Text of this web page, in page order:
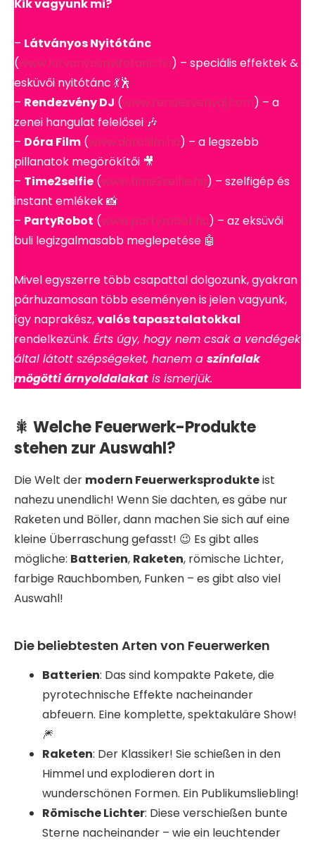
Kik vagyunk mi?
– Látványos Nyitótánc
(www.latvanyosnyitotanc.hu) – speciális effektek &
esküvői nyitótánc 💃🕺
– Rendezvény DJ (www.rendezvenydj.com) – a
zenei hangulat felelősei 🎶
– Dóra Film (www.dorafilm.hu) – a legszebb
pillanatok megörökítői 🎥
– Time2selfie (www.time2selfie.hu) – szelfigép és
instant emlékek 📸
– PartyRobot (www.partyrobot.hu) – az eksüvői
buli legizgalmasabb meglepetése 🤖
Mivel egyszerre több csapattal dolgozunk, gyakran
párhuzamosan több eseményen is jelen vagyunk,
így naprakész,valós tapasztalatokkal
rendelkezünk. Érts úgy, hogy nem csak a vendégek
által látott szépségeket, hanem a színfalak
mögötti árnyoldalakat is ismerjük.
🎇 Welche Feuerwerk-Produkte
stehen zur Auswahl?
Die Welt der modern Feuerwerksprodukteist
nahezu unendlich! Wenn Sie dachten, es gäbe nur
Raketen und Böller, dann machen Sie sich auf eine
kleine Überraschung gefasst! 😉 Es gibt alles
mögliche: Batterien, Raketen, römische Lichter,
farbige Rauchbomben, Funken – es gibt also viel
Auswahl!
Die beliebtesten Arten von Feuerwerken
Batterien: Das sind kompakte Pakete, die
pyrotechnische Effekte nacheinander
abfeuern. Eine komplette, spektakuläre Show!
🎆
Raketen: Der Klassiker! Sie schießen in den
Himmel und explodieren dort in
wunderschönen Formen. Ein Publikumsliebling!
Römische Lichter: Diese verschießen bunte
Sterne nacheinander – wie ein leuchtender